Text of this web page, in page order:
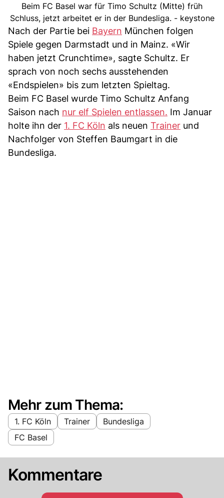
Beim FC Basel war für Timo Schultz (Mitte) früh
Schluss, jetzt arbeitet er in der Bundesliga. - keystone
Nach der Partie bei Bayern München folgen
Spiele gegen Darmstadt und in Mainz. «Wir
haben jetzt Crunchtime», sagte Schultz. Er
sprach von noch sechs ausstehenden
«Endspielen» bis zum letzten Spieltag.
Beim FC Basel wurde Timo Schultz Anfang
Saison nach nur elf Spielen entlassen. Im Januar
holte ihn der 1. FC Köln als neuen Trainer und
Nachfolger von Steffen Baumgart in die
Bundesliga.
Mehr zum Thema:
1. FC Köln Trainer
Bundesliga
FC Basel
Kommentare